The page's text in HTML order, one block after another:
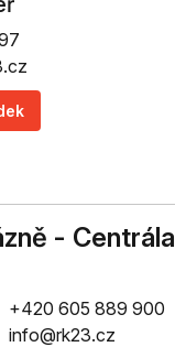
- Centrála
+420 605 889 900
info@rk23.cz